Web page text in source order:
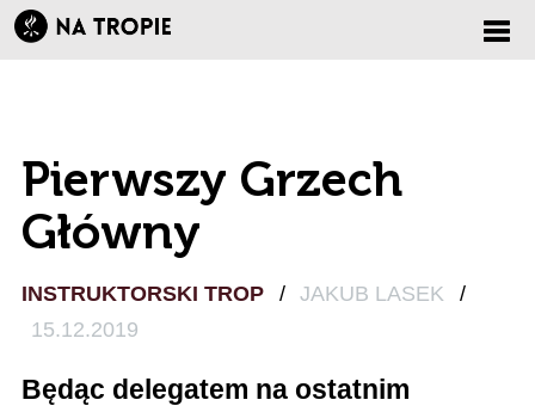
Pierwszy Grzech
Główny
INSTRUKTORSKI TROP / JAKUB LASEK
/
15.12.2019
Będąc delegatem na ostatnim